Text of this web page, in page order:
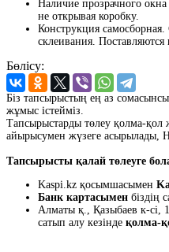
Наличие прозрачного
не открывая коробку.
Конструкция
склеивания.
Бөлісу:
Біз тапсырыстың ең аз
жұмыс істейміз.
Тапсырыстарды төлеу қолма-қол
айырысумен жүзеге асырылады,
Тапсырысты қалай төлеуге
Kaspi.kz қосымшасымен
Банк картасымен біздің
Алматы қ., Қазыбаев к-сі,
сатып алу кезінде қолма-